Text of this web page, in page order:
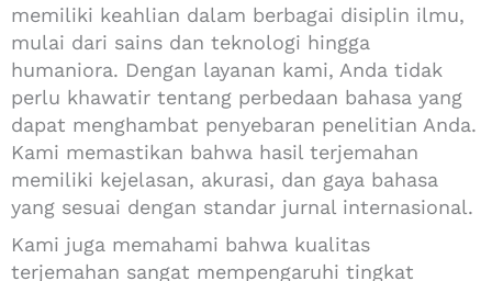
memiliki keahlian dalam berbagai disiplin ilmu,
mulai dari sains dan teknologi hingga
humaniora. Dengan layanan kami, Anda tidak
perlu khawatir tentang perbedaan bahasa yang
dapat menghambat penyebaran penelitian Anda.
Kami memastikan bahwa hasil terjemahan
memiliki kejelasan, akurasi, dan gaya bahasa
yang sesuai dengan standar jurnal internasional.
Kami juga memahami bahwa kualitas
terjemahan sangat mempengaruhi tingkat